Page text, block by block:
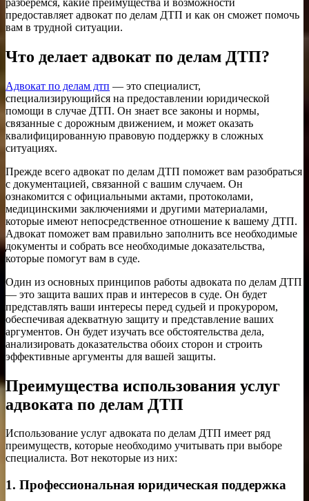
предоставляет адвокат по делам ДТП и как он сможет помочь
вам в трудной ситуации.
Что делает адвокат по делам ДТП?
Адвокат по делам дтп — это специалист,
специализирующийся на предоставлении юридической
помощи в случае ДТП. Он знает все законы и нормы,
связанные с дорожным движением, и может оказать
квалифицированную правовую поддержку в сложных
ситуациях.
Прежде всего адвокат по делам ДТП поможет вам разобраться
с документацией, связанной с вашим случаем. Он
ознакомится с официальными актами, протоколами,
медицинскими заключениями и другими материалами,
которые имеют непосредственное отношение к вашему ДТП.
Адвокат поможет вам правильно заполнить все необходимые
документы и собрать все необходимые доказательства,
которые помогут вам в суде.
Один из основных принципов работы адвоката по делам ДТП
— это защита ваших прав и интересов в суде. Он будет
представлять ваши интересы перед судьей и прокурором,
обеспечивая адекватную защиту и представление ваших
аргументов. Он будет изучать все обстоятельства дела,
анализировать доказательства обоих сторон и строить
эффективные аргументы для вашей защиты.
Преимущества использования услуг
адвоката по делам ДТП
Использование услуг адвоката по делам ДТП имеет ряд
преимуществ, которые необходимо учитывать при выборе
специалиста. Вот некоторые из них:
1. Профессиональная юридическая поддержка